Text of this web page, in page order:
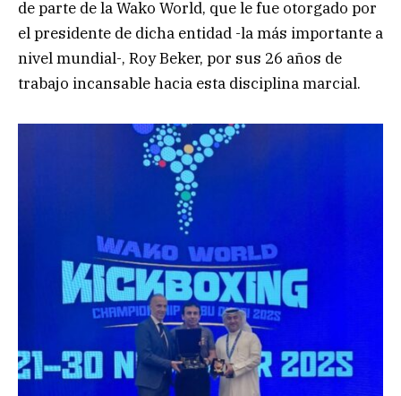
de parte de la Wako World, que le fue otorgado por
el presidente de dicha entidad -la más importante a
nivel mundial-, Roy Beker, por sus 26 años de
trabajo incansable hacia esta disciplina marcial.